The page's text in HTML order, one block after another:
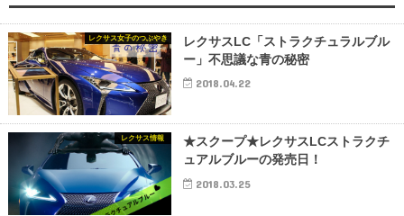
レクサス女子のつぶやき
レクサスLC「ストラクチュラルブル
ー」不思議な青の秘密
2018.04.22
レクサス情報
★スクープ★レクサスLCストラクチ
ュアルブルーの発売日！
2018.03.25